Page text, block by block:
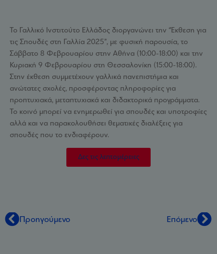
Το Γαλλικό Ινστιτούτο Ελλάδος διοργανώνει την “Έκθεση για
τις Σπουδές στη Γαλλία 2025”, με φυσική παρουσία, το
Σάββατο 8 Φεβρουαρίου στην Αθήνα (10:00-18:00) και την
Κυριακή 9 Φεβρουαρίου στη Θεσσαλονίκη (15:00-18:00).
Στην έκθεση συμμετέχουν γαλλικά πανεπιστήμια και
ανώτατες σχολές, προσφέροντας πληροφορίες για
προπτυχιακά, μεταπτυχιακά και διδακτορικά προγράμματα.
Το κοινό μπορεί να ενημερωθεί για σπουδές και υποτροφίες
αλλά και να παρακολουθήσει θεματικές διαλέξεις για
σπουδές που το ενδιαφέρουν.
Δες τις λεπτομέρειες
Προηγούμενο Επόμενο